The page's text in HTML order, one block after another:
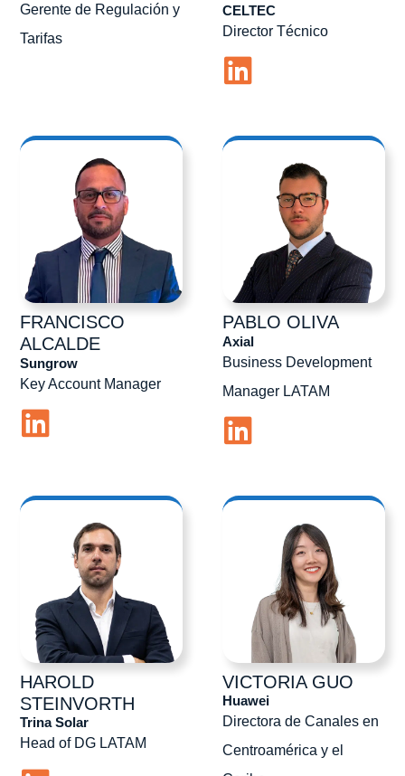
Gerente de Regulación y
Tarifas
Director Técnico
CELTEC
FRANCISCO
ALCALDE
Key Account Manager
Sungrow
PABLO OLIVA
Business Development
Manager LATAM
Axial
HAROLD
STEINVORTH
Head of DG LATAM
Trina Solar
VICTORIAGUO
Directora de Canales en
Centroamérica y el
Huawei